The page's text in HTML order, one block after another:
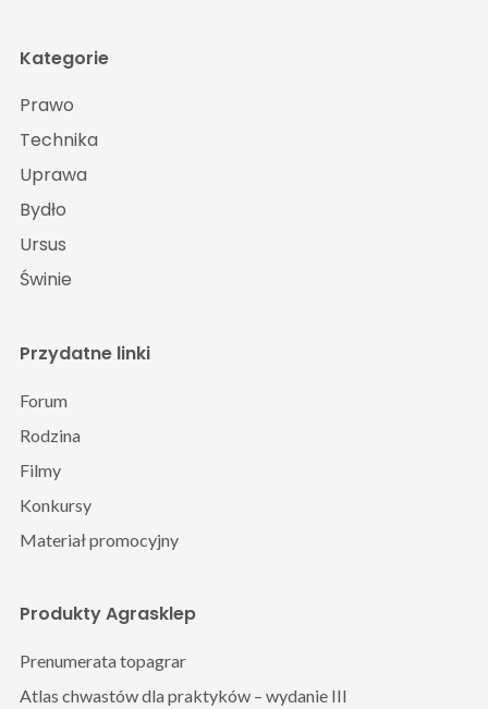
Kategorie
Prawo
Technika
Uprawa
Bydło
Ursus
Świnie
Produkty Agrasklep
Prenumerata topagrar
Atlas chwastów dla praktyków – wydanie III
Przydatne linki
Forum
Rodzina
Filmy
Konkursy
Materiał promocyjny